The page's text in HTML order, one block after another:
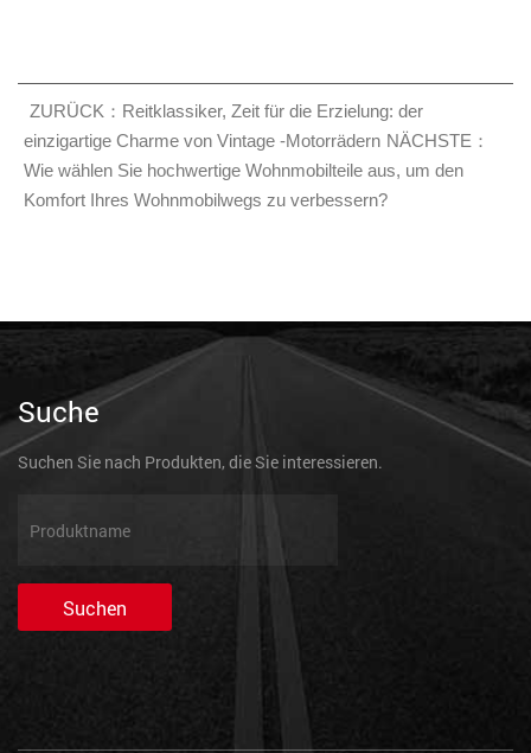
ZURÜCK：Reitklassiker, Zeit für die Erzielung: der
einzigartige Charme von Vintage -Motorrädern NÄCHSTE：
Wie wählen Sie hochwertige Wohnmobilteile aus, um den
Komfort Ihres Wohnmobilwegs zu verbessern?
Suche
Suchen Sie nach Produkten, die Sie interessieren.